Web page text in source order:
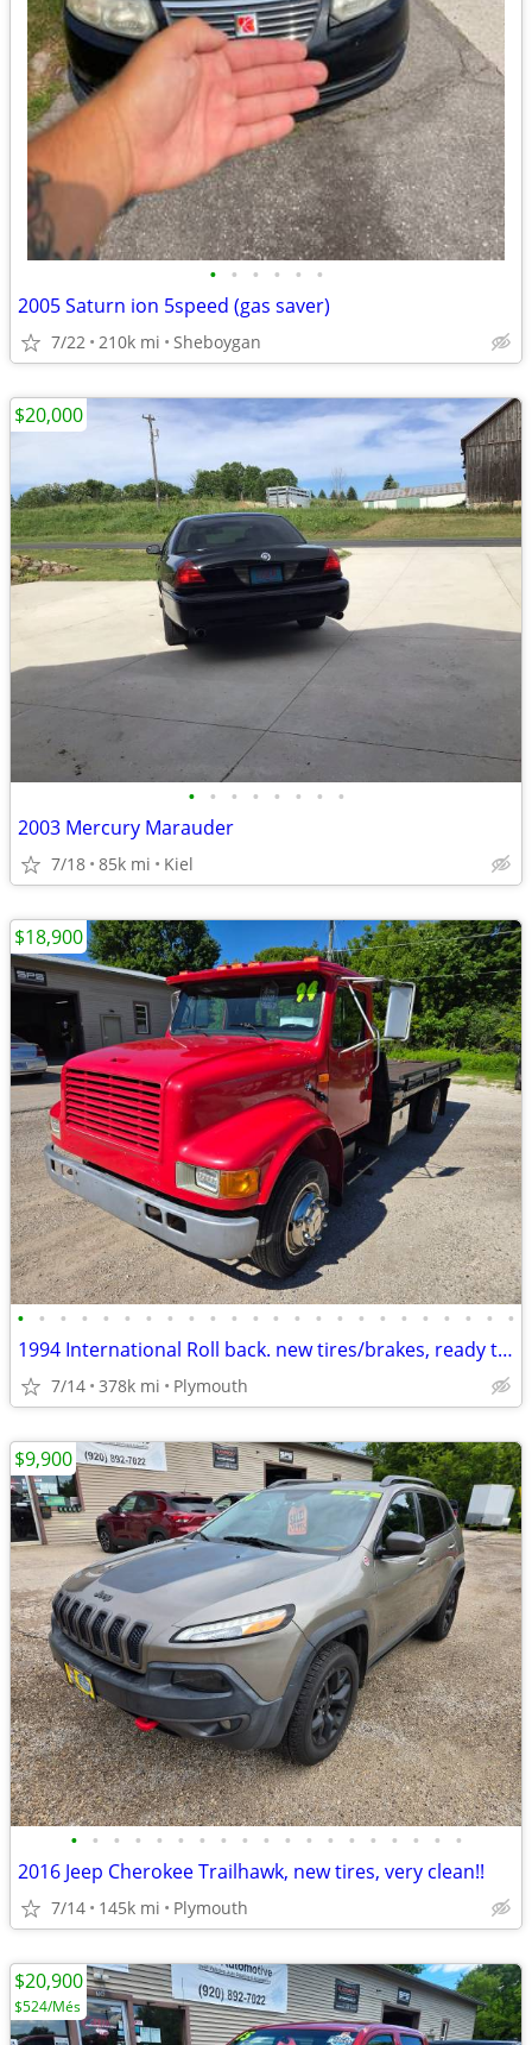
• • • • • •
2005 Saturn ion 5speed (gas saver)
7/22 210k mi Sheboygan
• • • • • • • •
2003 Mercury Marauder
7/18 85k mi Kiel
$20,000
• • • • • • • • • • • • • • • • • • • • • • • •
1994 International Roll back. new tires/brakes, ready to go!!
7/14 378k mi Plymouth
$18,900
• • • • • • • • • • • • • • • • • • •
2016 Jeep Cherokee Trailhawk, new tires, very clean!!
7/14 145k mi Plymouth
$9,900
$20,900
$524/Més